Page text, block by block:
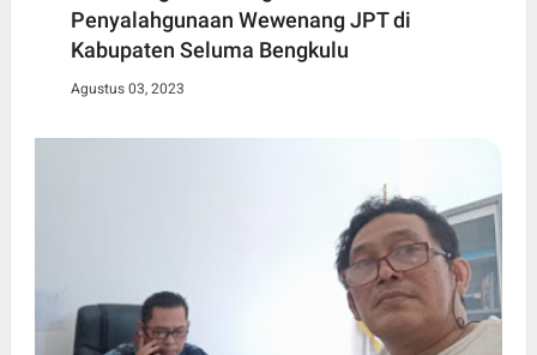
Penyalahgunaan Wewenang JPT di
Kabupaten Seluma Bengkulu
Agustus 03, 2023